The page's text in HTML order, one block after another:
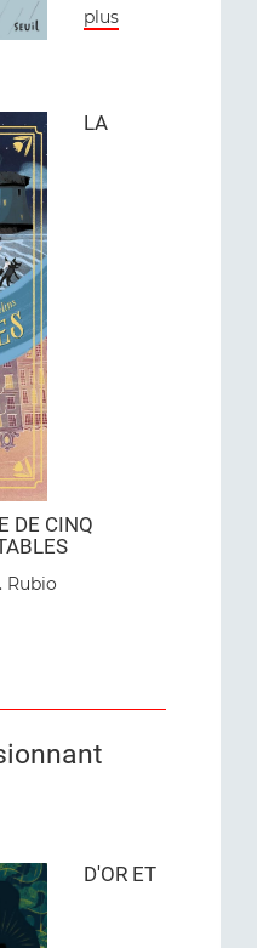
plus
LA
DE CINQ
Rubio
D'OR ET